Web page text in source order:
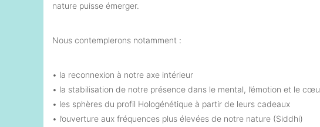
nature puisse émerger.
Nous contemplerons notamment :
• la reconnexion à notre axe intérieur
• la stabilisation de notre présence dans le mental, l’émotion et le
• les sphères du profil Hologénétique à partir de leurs cadeaux
• l’ouverture aux fréquences plus élevées de notre nature (Siddhi)